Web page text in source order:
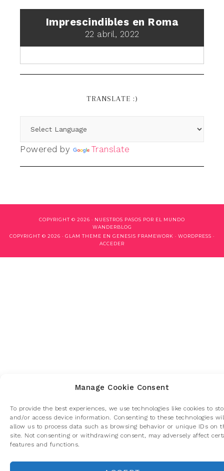
Manage Cookie Consent
To provide the best experiences, we use technologies like cookies to
and/or access device information. Consenting to these technologies
allow us to process data such as browsing behavior or unique IDs on
site. Not consenting or withdrawing consent, may adversely affect
features and functions.
Imprescindibles en Roma
22 abril, 2022
TRANSLATE :)
Powered by Translate
COPYRIGHT © 2026 · NUESTROS PASOS POR EL MUNDO
WANDERBLOG
COPYRIGHT © 2026 · GLAM THEME EN GENESIS FRAMEWORK · WORDPRESS ·
ACCEDER